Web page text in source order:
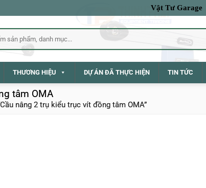
Vật Tư Garage
THƯƠNG HIỆU DỰ ÁN ĐÃ THỰC HIỆN TIN TỨC
tâm OMA
nâng 2 trụ kiểu trục vít đồng tâm OMA”